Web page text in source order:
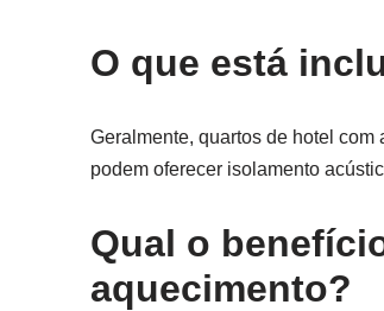
O que está
Geralmente, quartos de hotel
podem oferecer isolamento
Qual o
aquecimento?